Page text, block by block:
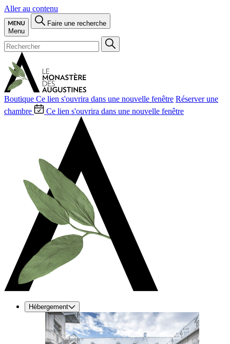
Aller au contenu
Menu
Faire une recherche
Boutique Ce lien s'ouvrira dans une nouvelle fenêtre Réserver une
chambre
Ce lien s'ouvrira dans une nouvelle fenêtre
Hébergement